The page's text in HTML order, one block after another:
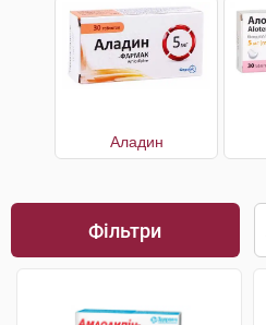
Аладин
Фільтри